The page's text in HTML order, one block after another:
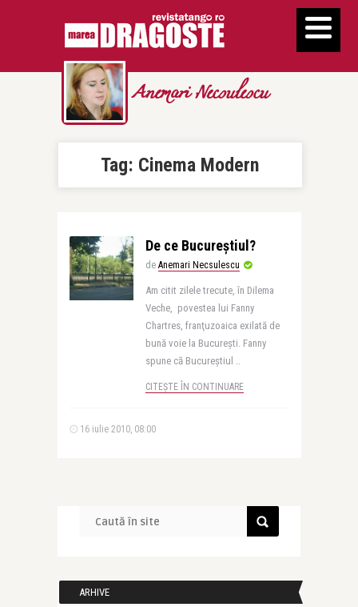
Anemari Necsulescu
Tag: Cinema Modern
De ce Bucureştiul?
de Anemari Necsulescu
Am citit zilele trecute, în Dilema
Veche, povestea lui Fanny
Chartres, franţuzoaica exilată de
bună voie la Bucureşti. Fanny
spune că Bucureştiul ..
CITEȘTE ÎN CONTINUARE
16 iulie 2010, 08:00
ARHIVE